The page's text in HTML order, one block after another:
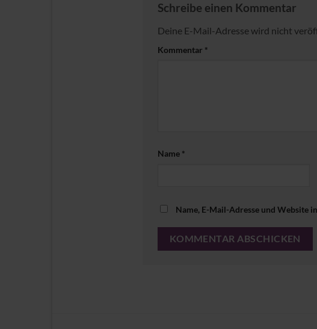
Schreibe einen Kommentar
Deine E-Mail-Adresse wird nicht
Kommentar *
Name *
Name, E-Mail-Adresse und Website